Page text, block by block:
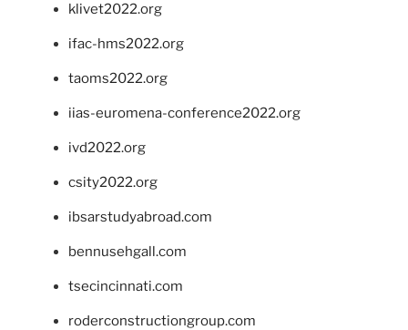
klivet2022.org
ifac-hms2022.org
taoms2022.org
iias-euromena-conference2022.org
ivd2022.org
csity2022.org
ibsarstudyabroad.com
bennusehgall.com
tsecincinnati.com
roderconstructiongroup.com